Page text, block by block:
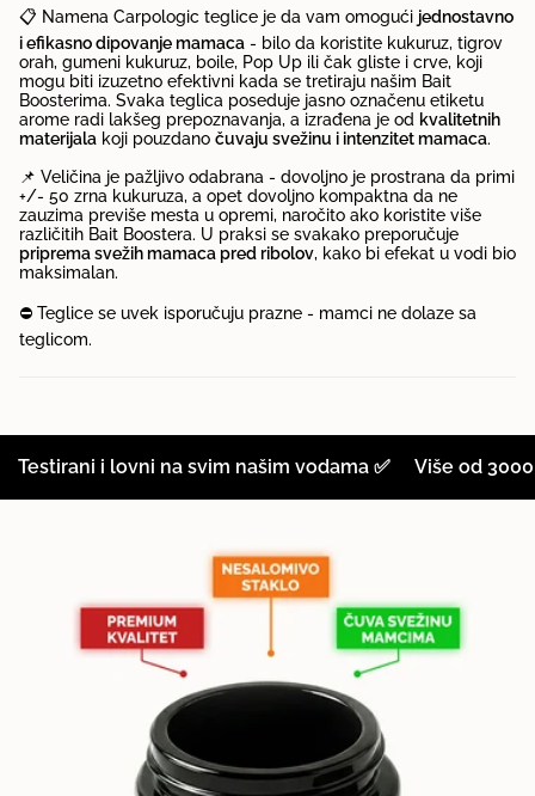
}}",
"multiples_of"=>"Po
{{
quantity
}}
komada",
{{
quantity
}}",
"maximum_of"=>"Maximum
{{
}}"}
📋 Namena Carpologic teglice je da vam omogući jednostavno
i efikasno dipovanje mamaca - bilo da koristite kukuruz, tigrov
orah, gumeni kukuruz, boile, Pop Up ili čak gliste i crve, koji
mogu biti izuzetno efektivni kada se tretiraju našim Bait
Boosterima. Svaka teglica poseduje jasno označenu etiketu
arome radi lakšeg prepoznavanja, a izrađena je od kvalitetnih
materijala koji pouzdano čuvaju svežinu i intenzitet mamaca.
📌 Veličina je pažljivo odabrana - dovoljno je prostrana da primi
+/- 50 zrna kukuruza, a opet dovoljno kompaktna da ne
zauzima previše mesta u opremi, naročito ako koristite više
različitih Bait Boostera. U praksi se svakako preporučuje
priprema svežih mamaca pred ribolov, kako bi efekat u vodi bio
maksimalan.
⛔ Teglice se uvek isporučuju prazne - mamci ne dolaze sa
teglicom.
i lovni na svim našim vodama ✅ Više od 3000